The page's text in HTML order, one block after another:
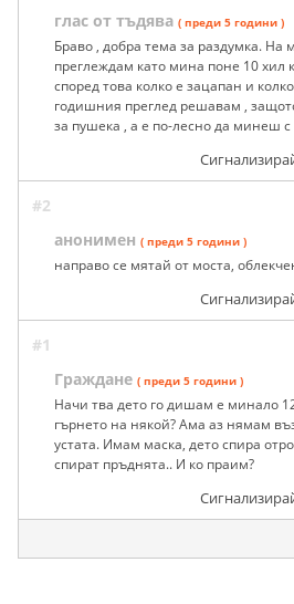
глас от тъдява ( преди 5 години )
Браво , добра тема за раздумка. На
преглеждам като мина поне 10 хил
според това колко е зацапан и
годишния преглед решавам ,
за пушека , а е по-лесно да минеш
#2
анонимен ( преди 5 години )
направо се мятай от моста,
#1
Граждане ( преди 5 години )
Начи тва дето го дишам е минало
гърнето на някой? Ама аз нямам
устата. Имам маска, дето спира
спират пръднята.. И ко праим?